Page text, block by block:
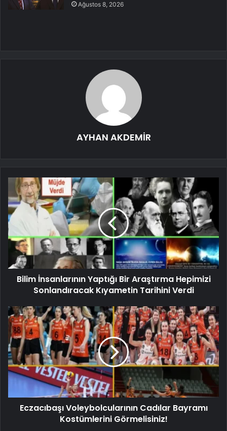
Ağustos 8, 2026
AYHAN AKDEMİR
Bilim İnsanlarının Yaptığı Bir Araştırma Hepimizi
Sonlandıracak Kıyametin Tarihini Verdi
Eczacıbaşı Voleybolcularının Cadılar Bayramı
Kostümlerini Görmelisiniz!